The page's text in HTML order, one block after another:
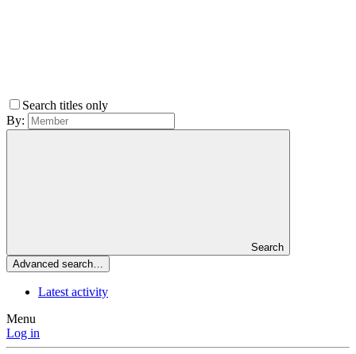
Search titles only
By:
Search
Advanced search…
Latest activity
Menu
Log in